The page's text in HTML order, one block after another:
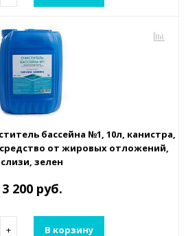
бассейна №1, 10л, канистра,
от жировых отложений,
слизи, зелен
3 200 руб.
+ В корзину